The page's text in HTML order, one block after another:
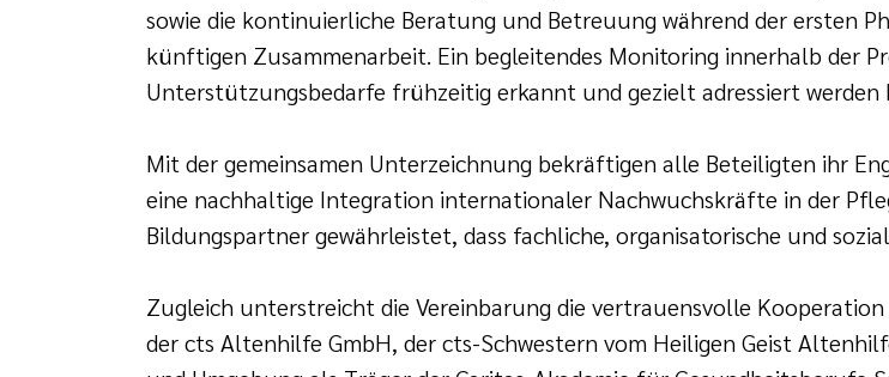
sowie die kontinuierliche Beratung und Betreuung während der ersten
künftigen Zusammenarbeit. Ein begleitendes Monitoring innerhalb der
Unterstützungsbedarfe frühzeitig erkannt und gezielt adressiert werden
Mit der gemeinsamen Unterzeichnung bekräftigen alle Beteiligten ihr
eine nachhaltige Integration internationaler Nachwuchskräfte in der
Bildungspartner gewährleistet, dass fachliche, organisatorische und
Zugleich unterstreicht die Vereinbarung die vertrauensvolle
der cts Altenhilfe GmbH, der cts-Schwestern vom Heiligen Geist